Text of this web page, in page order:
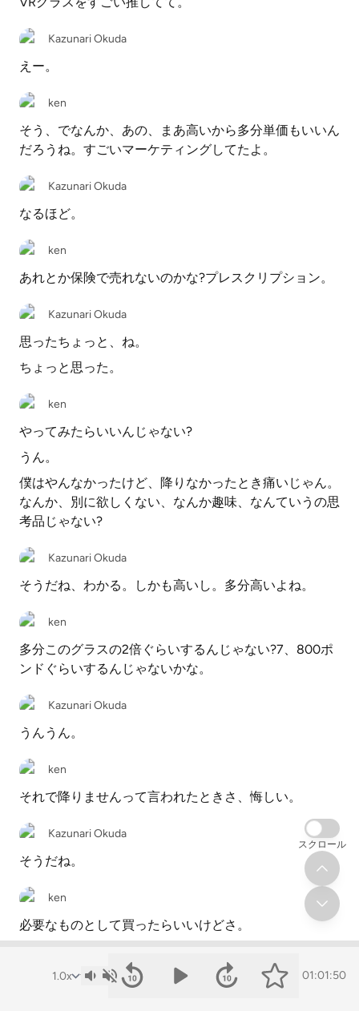
Kazunari Okuda
えー。
ken
そう、でなんか、あの、まあ高いから多分単価もいいん
だろうね。すごいマーケティングしてたよ。
Kazunari Okuda
なるほど。
ken
あれとか保険で売れないのかな?プレスクリプション。
Kazunari Okuda
思ったちょっと、ね。
ちょっと思った。
ken
やってみたらいいんじゃない?
うん。
僕はやんなかったけど、降りなかったとき痛いじゃん。
なんか、別に欲しくない、なんか趣味、なんていうの思
考品じゃない?
Kazunari Okuda
そうだね、わかる。しかも高いし。多分高いよね。
ken
多分このグラスの2倍ぐらいするんじゃない?7、800ポ
ンドぐらいするんじゃないかな。
Kazunari Okuda
うんうん。
ken
それで降りませんって言われたときさ、悔しい。
Kazunari Okuda
そうだね。
ken
必要なものとして買ったらいいけどさ。
だから僕はチャレンジしなかったけど、なんか同僚でそ
01:01:50
スクロール